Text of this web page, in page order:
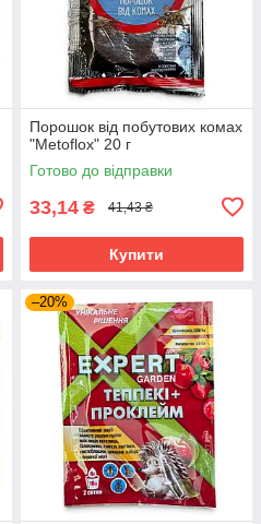
Порошок від побутових комах
"Metoflox" 20 г
Готово до відправки
33,14 ₴ 41,43 ₴
Купити
–20%